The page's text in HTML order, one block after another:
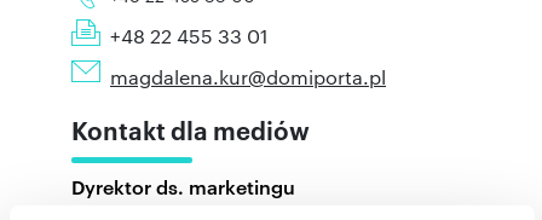
+48 22 455 33 01
magdalena.kur@domiporta.pl
Kontakt dla mediów
Dyrektor ds. marketingu